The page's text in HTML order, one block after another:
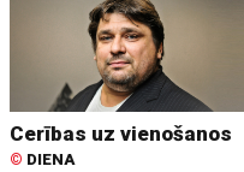
Cerības uz vienošanos
© DIENA